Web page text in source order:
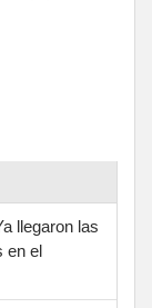
llegaron las
en el